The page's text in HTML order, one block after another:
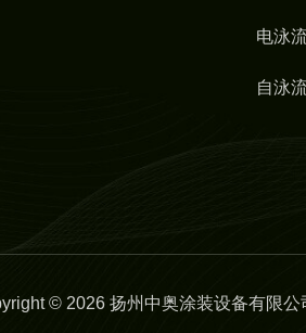
电泳
自泳
© 2026 扬州中奥涂装设备有限公